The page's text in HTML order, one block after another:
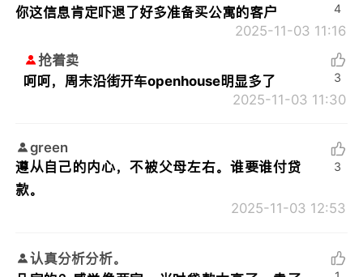
你这信息肯定吓退了好多准备买公寓的客户
2025-11-03 11:16
4
抢着卖
呵呵，周末沿街开车openhouse明显多了
2025-11-03 11:30
3
green
遵从自己的内心，不被父母左右。谁要谁付贷
款。
2025-11-03 12:53
3
认真分析分析。